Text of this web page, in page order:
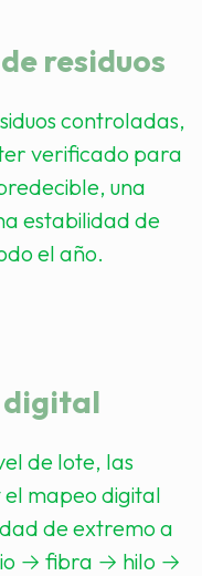
residuos
controladas,
verificado para
una
estabilidad de
el año.
digital
de lote, las
mapeo digital
de extremo a
→ fibra → hilo →